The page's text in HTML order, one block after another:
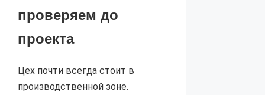
проверяем до
проекта
Цех почти всегда стоит в
производственной зоне.